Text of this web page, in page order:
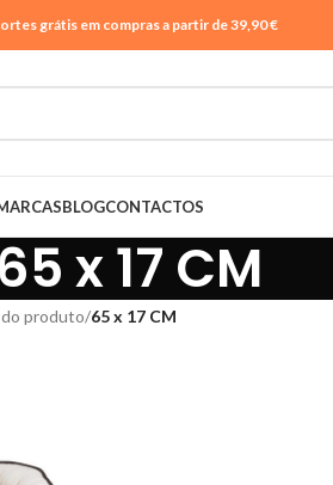
grátis em compras a partir de 39,90 €
BLOGCONTACTOS
65 x 17 CM
do produto 65 x 17 CM